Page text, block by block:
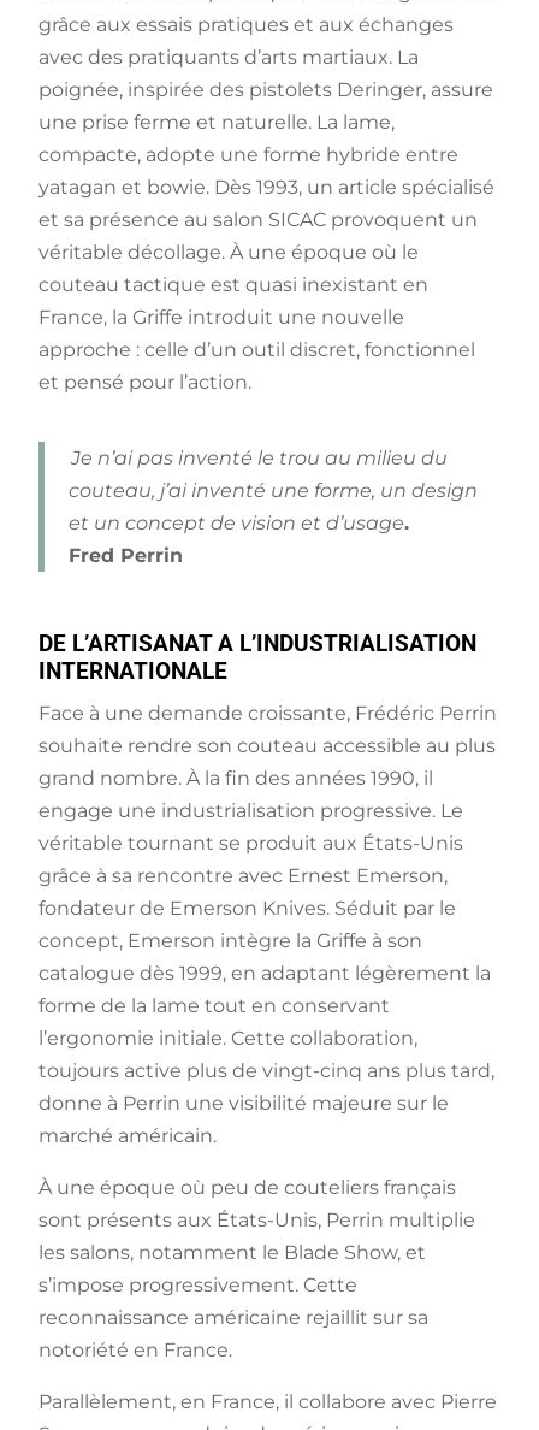
grâce aux essais pratiques et aux échanges
avec des pratiquants d’arts martiaux. La
poignée, inspirée des pistolets Deringer, assure
une prise ferme et naturelle. La lame,
compacte, adopte une forme hybride entre
yatagan et bowie. Dès 1993, un article spécialisé
et sa présence au salon SICAC provoquent un
véritable décollage. À une époque où le
couteau tactique est quasi inexistant en
France, la Griffe introduit une nouvelle
approche : celle d’un outil discret, fonctionnel
et pensé pour l’action.
Je n’ai pas inventé le trou au milieu du
couteau, j’ai inventé une forme, un design
et un concept de vision et d’usage.
Fred Perrin
DE L’ARTISANAT A L’INDUSTRIALISATION
INTERNATIONALE
Face à une demande croissante, Frédéric Perrin
souhaite rendre son couteau accessible au plus
grand nombre. À la fin des années 1990, il
engage une industrialisation progressive. Le
véritable tournant se produit aux États-Unis
grâce à sa rencontre avec Ernest Emerson,
fondateur de Emerson Knives. Séduit par le
concept, Emerson intègre la Griffe à son
catalogue dès 1999, en adaptant légèrement la
forme de la lame tout en conservant
l’ergonomie initiale. Cette collaboration,
toujours active plus de vingt-cinq ans plus tard,
donne à Perrin une visibilité majeure sur le
marché américain.
À une époque où peu de couteliers français
sont présents aux États-Unis, Perrin multiplie
les salons, notamment le Blade Show, et
s’impose progressivement. Cette
reconnaissance américaine rejaillit sur sa
notoriété en France.
Parallèlement, en France, il collabore avec Pierre